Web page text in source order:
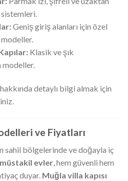
Geniş giriş alanları için özel
Klasik ve şık
modeller.
hakkında detaylı bilgi almak için
ve Fiyatları
sahil bölgelerinde ve doğayla iç
evler, hem güvenli hem
duyar. Muğla villa kapısı